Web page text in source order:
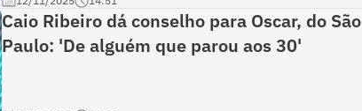
Caio Ribeiro dá conselho para Oscar, do São
Paulo: 'De alguém que parou aos 30'